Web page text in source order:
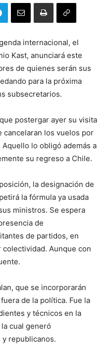
internacional, el
Kast, anunciará este
de quienes serán sus
para la próxima
subsecretarios.
postergar ayer su visita
cancelaran los vuelos por
lo obligó además a
su regreso a Chile.
la designación de
la fórmula ya usada
ministros. Se espera
de
de partidos, en
Aunque con
que se incorporarán
de la política. Fue la
y técnicos en la
cual generó
y republicanos.